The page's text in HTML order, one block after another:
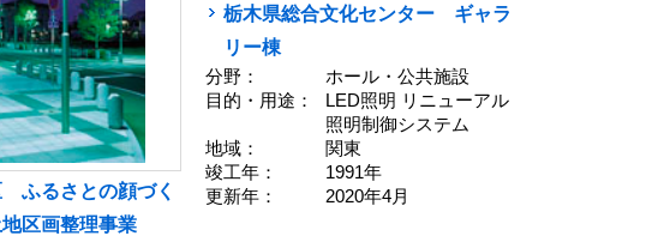
ふるさとの顔づく
区画整理事業
栃木県総合文化センター ギャラ
リー棟
分野：
ホール・公共施設
目的・用途：
LED照明 リニューアル
照明制御システム
地域：
関東
竣工年：
1991年
更新年：
2020年4月